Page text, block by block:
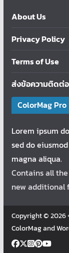
About Us
Privacy Policy
Terms of Use
ส่งข้อความติดต่อ
ColorMag Pro
Lorem ipsum
sed do
magna aliqua.
Contains all
new additional
Copyright © 2026
ColorMagand